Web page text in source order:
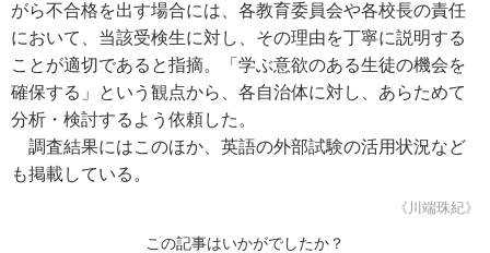
がら不合格を出す場合には、各教育委員会や各校長の責任
において、当該受検生に対し、その理由を丁寧に説明する
ことが適切であると指摘。「学ぶ意欲のある生徒の機会を
確保する」という観点から、各自治体に対し、あらためて
分析・検討するよう依頼した。
調査結果にはこのほか、英語の外部試験の活用状況など
も掲載している。
《川端珠紀》
この記事はいかがでしたか？